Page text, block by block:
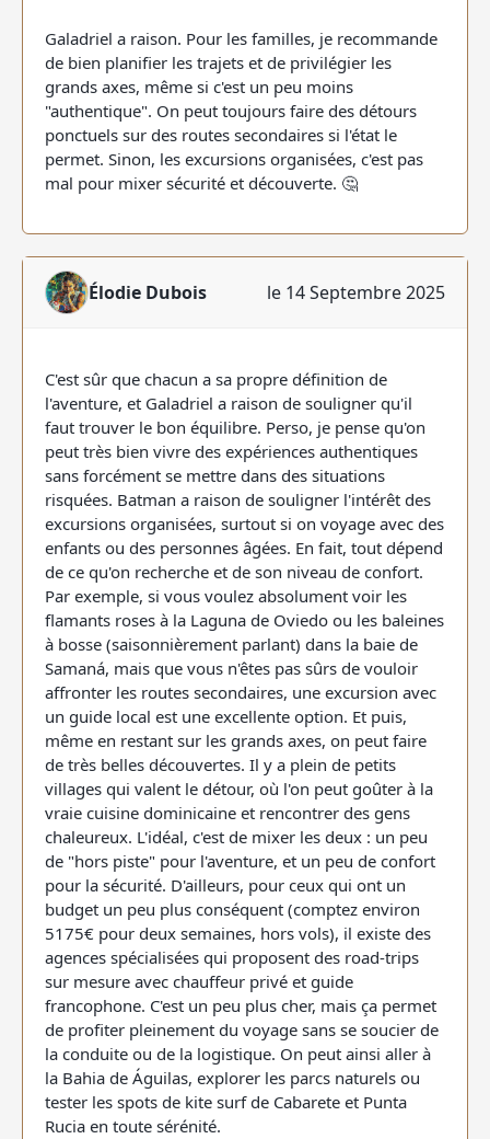
Galadriel a raison. Pour les familles, je recommande
de bien planifier les trajets et de privilégier les
grands axes, même si c'est un peu moins
"authentique". On peut toujours faire des détours
ponctuels sur des routes secondaires si l'état le
permet. Sinon, les excursions organisées, c'est pas
mal pour mixer sécurité et découverte. 🤔
Élodie Dubois le 14 Septembre 2025
C'est sûr que chacun a sa propre définition de
l'aventure, et Galadriel a raison de souligner qu'il
faut trouver le bon équilibre. Perso, je pense qu'on
peut très bien vivre des expériences authentiques
sans forcément se mettre dans des situations
risquées. Batman a raison de souligner l'intérêt des
excursions organisées, surtout si on voyage avec des
enfants ou des personnes âgées. En fait, tout dépend
de ce qu'on recherche et de son niveau de confort.
Par exemple, si vous voulez absolument voir les
flamants roses à la Laguna de Oviedo ou les baleines
à bosse (saisonnièrement parlant) dans la baie de
Samaná, mais que vous n'êtes pas sûrs de vouloir
affronter les routes secondaires, une excursion avec
un guide local est une excellente option. Et puis,
même en restant sur les grands axes, on peut faire
de très belles découvertes. Il y a plein de petits
villages qui valent le détour, où l'on peut goûter à la
vraie cuisine dominicaine et rencontrer des gens
chaleureux. L'idéal, c'est de mixer les deux : un peu
de "hors piste" pour l'aventure, et un peu de confort
pour la sécurité. D'ailleurs, pour ceux qui ont un
budget un peu plus conséquent (comptez environ
5175€ pour deux semaines, hors vols), il existe des
agences spécialisées qui proposent des road-trips
sur mesure avec chauffeur privé et guide
francophone. C'est un peu plus cher, mais ça permet
de profiter pleinement du voyage sans se soucier de
la conduite ou de la logistique. On peut ainsi aller à
la Bahia de Águilas, explorer les parcs naturels ou
tester les spots de kite surf de Cabarete et Punta
Rucia en toute sérénité.